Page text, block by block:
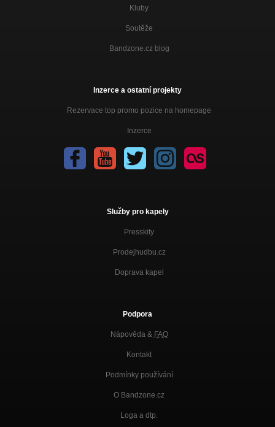
Kluby
Soutěže
Bandzone.cz blog
Inzerce a ostatní projekty
Rezervace top promo pozice na homepage
Inzerce
Služby pro kapely
Presskity
Prodejhudbu.cz
Doprava kapel
Podpora
Nápověda & FAQ
Kontakt
Podmínky používání
O Bandzone.cz
Loga a dtp.